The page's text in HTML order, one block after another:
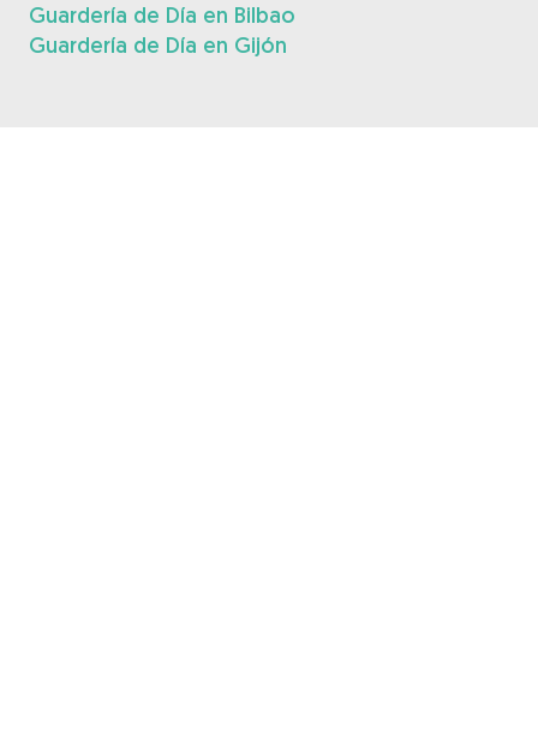
Guardería de Día en Bilbao
Guardería de Día en Gijón